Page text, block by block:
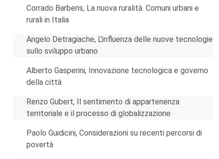
Corrado Barberis, La nuova ruralità. Comuni urbani e
rurali in Italia
Angelo Detragiache, L'influenza delle nuove tecnologie
sullo sviluppo urbano
Alberto Gasperini, Innovazione tecnologica e governo
della città
Renzo Gubert, Il sentimento di appartenenza
territoriale e il processo di globalizzazione
Paolo Guidicini, Considerazioni su recenti percorsi di
povertà